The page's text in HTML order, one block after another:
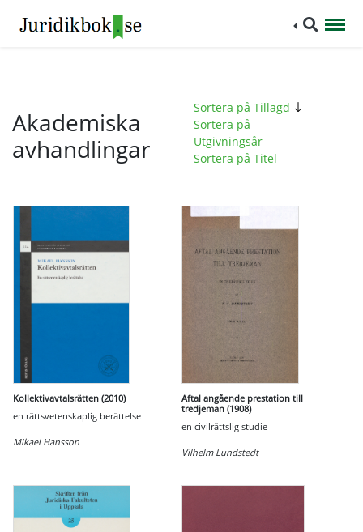
Akademiska
avhandlingar
Sortera på Tillagd
Sortera på
Utgivningsår
Sortera på Titel
Kollektivavtalsrätten (2010)
en rättsvetenskaplig berättelse
Mikael Hansson
Aftal angående prestation till
tredjeman (1908)
en civilrättslig studie
Vilhelm Lundstedt